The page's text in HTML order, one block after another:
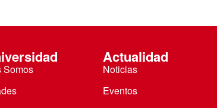
Somos
Actualidad
Noticias
Eventos